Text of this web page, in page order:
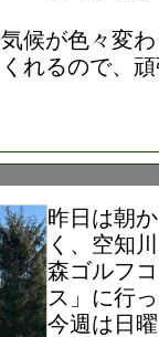
候が色々変
れるので、
昨日は朝
く、空知
森ゴルフ
ス」に行
今週は日